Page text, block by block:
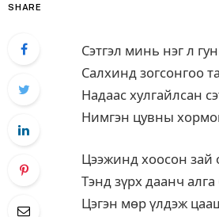
SHARE
Сэтгэл минь нэг л
Салхинд зогсонгоо
Надаас хулгайлсан
Нимгэн цувны
Цээжинд хоосон
Тэнд зүрх даанч алга
Цэгэн мөр үлдэж